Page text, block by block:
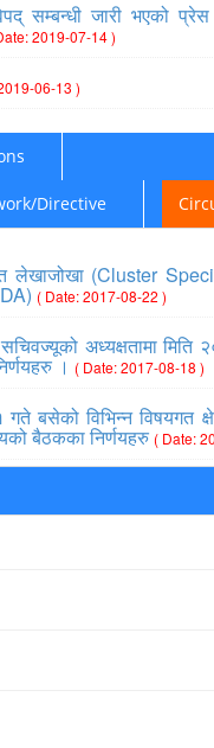
सम्बन्धी जारी भएको प्रेस
2019-07-14 )
06-13 )
Directive
लेखाजोखा (Cluster
( Date: 2017-08-22 )
अध्यक्षतामा
। ( Date: 2017-08-18 )
बसेको विभिन्न विषयगत
बैठकका निर्णयहरु ( Date: